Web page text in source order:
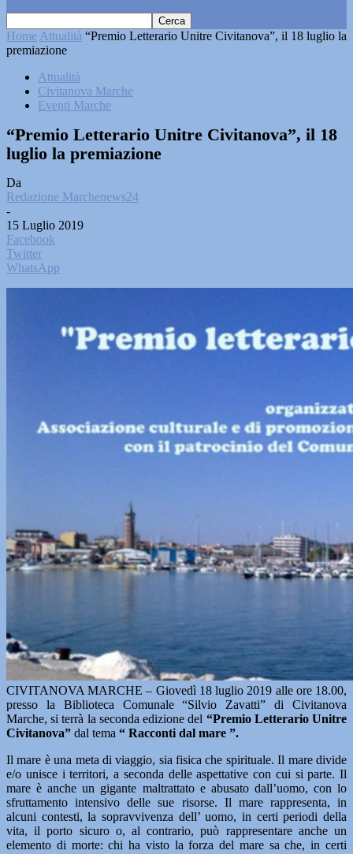
Home Attualità “Premio Letterario Unitre Civitanova”, il 18 luglio la
premiazione
Attualità
Civitanova Marche
Eventi Marche
“Premio Letterario Unitre Civitanova”, il 18
luglio la premiazione
Da
Redazione Marchenews24
-
15 Luglio 2019
Facebook
Twitter
WhatsApp
CIVITANOVA MARCHE – Giovedì 18 luglio 2019 alle ore 18.00,
presso la Biblioteca Comunale “Silvio Zavatti” di Civitanova
Marche, si terrà la seconda edizione del “Premio Letterario Unitre
Civitanova” dal tema “ Racconti dal mare ”.
Il mare è una meta di viaggio, sia fisica che spirituale. Il mare divide
e/o unisce i territori, a seconda delle aspettative con cui si parte. Il
mare è anche un gigante maltrattato e abusato dall’uomo, con lo
sfruttamento intensivo delle sue risorse. Il mare rappresenta, in
alcuni contesti, la sopravvivenza dell’ uomo, in certi periodi della
vita, il porto sicuro o, al contrario, può rappresentare anche un
elemento di morte: chi ha visto la forza del mare sa che, in certi